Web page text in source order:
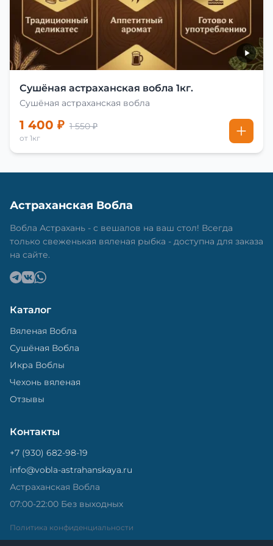
Сушёная астраханская вобла 1кг.
Сушёная астраханская вобла
1 400 ₽ 1 550 ₽
от 1кг
Астраханская Вобла
Вобла Астрахань - с вешалов на ваш стол! Всегда
только свеженькая вяленая рыбка - доступна для заказа
на сайте.
Каталог
Вяленая Вобла
Сушёная Вобла
Икра Воблы
Чехонь вяленая
Отзывы
Контакты
+7 (930) 682-98-19
info@vobla-astrahanskaya.ru
Астраханская Вобла
07:00-22:00 Без выходных
Политика конфиденциальности